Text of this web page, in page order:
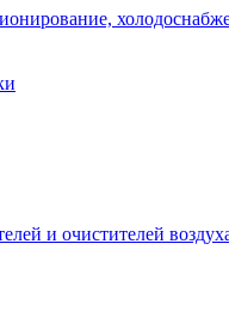
и очистителей